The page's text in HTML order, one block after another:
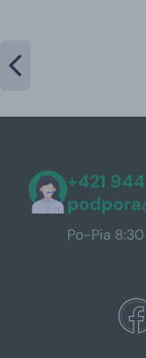
+421
Po-Pia